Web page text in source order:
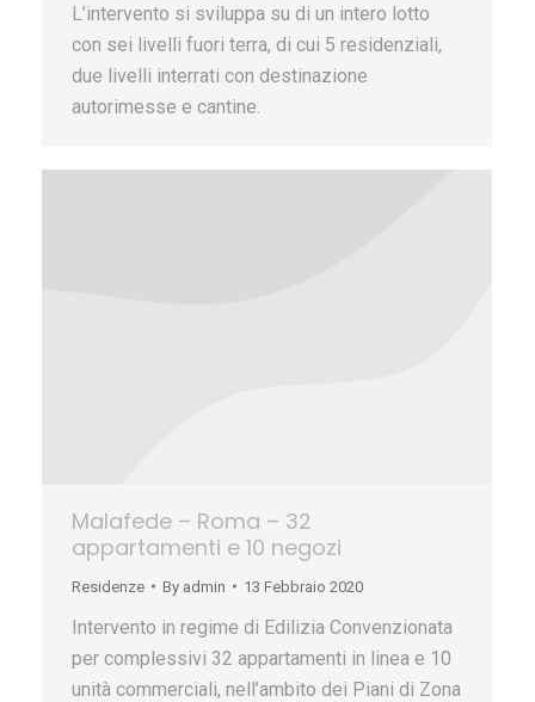
L’intervento si sviluppa su di un intero lotto
con sei livelli fuori terra, di cui 5 residenziali,
due livelli interrati con destinazione
autorimesse e cantine.
Malafede – Roma – 32
appartamenti e 10 negozi
Residenze By admin 13 Febbraio 2020
Intervento in regime di Edilizia Convenzionata
per complessivi 32 appartamenti in linea e 10
unità commerciali, nell’ambito dei Piani di Zona